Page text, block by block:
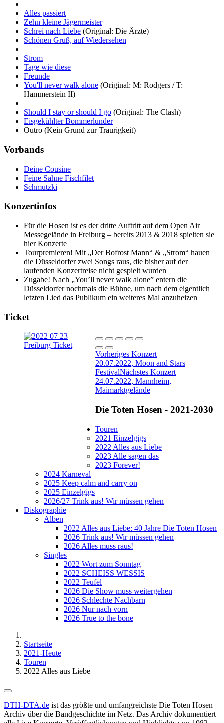
Alles passiert
Zehn kleine Jägermeister
Schrei nach Liebe (Original: Die Ärzte)
Schönen Gruß, auf Wiedersehen
Strom
Tage wie diese
Freunde
You'll never walk alone (Original: M: Rodgers / T:
Hammerstein II)
Should I stay or should I go (Original: The Clash)
Eisgekühlter Bommerlunder
Outro (Kein Grund zur Traurigkeit)
Vorbands
Deine Cousine
Feine Sahne Fischfilet
Schmutzki
Konzertinfos
Für die Hosen ist es der dritte Auftritt auf dem Open Air
Messegelände in Freiburg – bereits 2013 & 2018 spielten sie
hier Konzerte
Tourpremieren! Mit „Der Bofrost Mann“ & „Strom“ hauen
die Düsseldorfer zwei Songs raus, die bisher auf der
laufenden Konzertreise nicht gespielt wurden
Zugabe! Nach „You’ll never walk alone” entern die
Düsseldorfer nochmals die Bühne, um nach dem eigentlich
letzten Lied das Publikum ein weiteres Mal anzuheizen
Ticket
Vorheriges Konzert
20.07.2022, Moon and Stars
FestivalNächstes Konzert
24.07.2022, Mannheim,
Maimarktgelände
Die Toten Hosen - 2021-2030
Touren
2021 Einzelgigs
2022 Alles aus Liebe
2023 Alle sagen das
2023 Forever!
2024 Karneval
2025 Keep calm and carry on
2025 Einzelgigs
2026/27 Trink aus! Wir müssen gehen
Diskographie
Alben
2022 Alles aus Liebe: 40 Jahre Die Toten Hosen
2026 Trink aus! Wir müssen gehen
2026 Alles muss raus!
Singles
2022 Wort zum Sonntag
2022 SCHEISS WESSIS
2022 Teufel
2026 Die Show muss weitergehen
2026 Schlechte Nachbarn
2026 Nur nach vorn
2026 True to the bone
Startseite
2021-Heute
Touren
2022 Alles aus Liebe
DTH-DTA.de ist das größte und umfangreichste Die Toten Hosen
Archiv über die Bandgeschichte im Netz. Das Archiv dokumentiert